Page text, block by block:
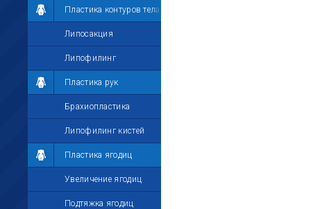
Пластика контуров тела
Липосакция
Липофилинг
Пластика рук
Брахиопластика
Липофилинг кистей
Пластика ягодиц
Увеличение ягодиц
Подтяжка ягодиц